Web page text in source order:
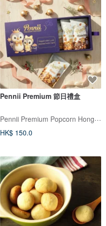
Pennii Premium 節日禮盒
Pennii Premium Popcorn Hong Kong
HK$ 150.0